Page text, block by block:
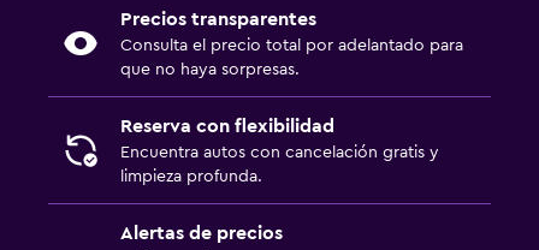
Precios transparentes
Consulta el precio total por adelantado para
que no haya sorpresas.
Reserva con flexibilidad
Encuentra autos con cancelación gratis y
limpieza profunda.
Alertas de precios